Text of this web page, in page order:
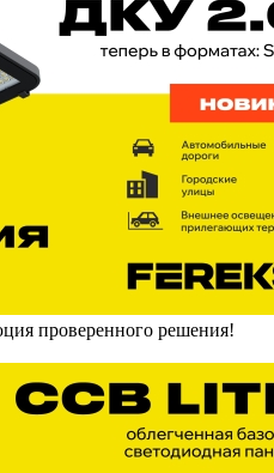
проверенного решения!